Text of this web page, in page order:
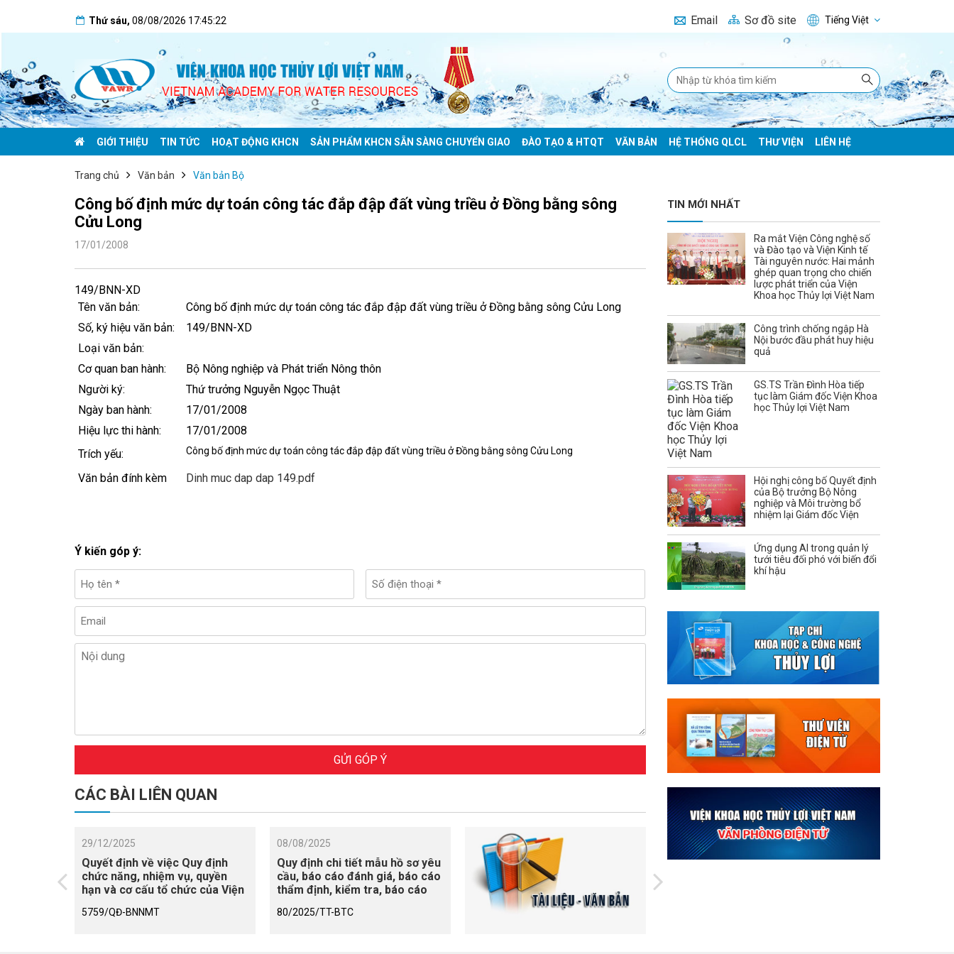
Thứ sáu, 08/08/2026 17:45:23 Email Sơ đồ site Tiếng Việt
GIỚI THIỆU TIN TỨC HOẠT ĐỘNG KHCN SẢN PHẨM KHCN SẴN SÀNG CHUYỂN GIAO ĐÀO TẠO & HTQT VĂN BẢN HỆ THỐNG QLCL THƯ VIỆN LIÊN HỆ
Trang chủ Văn bản Văn bản Bộ
Công bố định mức dự toán công tác đắp đập đất vùng triều ở Đồng bằng sông
Cửu Long
17/01/2008
149/BNN-XD
Tên văn bản:
Công bố định mức dự toán công tác đắp đập đất vùng triều ở Đồng bằng sông Cửu Long
Số, ký hiệu văn bản:
149/BNN-XD
Loại văn bản:
Cơ quan ban hành:
Bộ Nông nghiệp và Phát triển Nông thôn
Người ký:
Thứ trưởng Nguyễn Ngọc Thuật
Ngày ban hành:
17/01/2008
Hiệu lực thi hành:
17/01/2008
Trích yếu:
Công bố định mức dự toán công tác đắp đập đất vùng triều ở Đồng bằng sông Cửu Long
Văn bản đính kèm Dinh muc dap dap 149.pdf
Ý kiến góp ý:
GỬI GÓP Ý
CÁC BÀI LIÊN QUAN
29/12/2025
Quyết định về việc Quy định
chức năng, nhiệm vụ, quyền
hạn và cơ cấu tổ chức của Viện
5759/QĐ-BNNMT
08/08/2025
Quy định chi tiết mẫu hồ sơ yêu
cầu, báo cáo đánh giá, báo cáo
thẩm định, kiểm tra, báo cáo
đấu thầu
80/2025/TT-BTC
04/08/2025
Hướng dẫn việc cung cấp, đăng
TIN MỚI NHẤT
Ra mắt Viện Công nghệ số
và Đào tạo và Viện Kinh tế
Tài nguyên nước: Hai mảnh
ghép quan trọng cho chiến
lược phát triển của Viện
Khoa học Thủy lợi Việt Nam
Công trình chống ngập Hà
Nội bước đầu phát huy hiệu
quả
GS.TS Trần Đình Hòa tiếp
tục làm Giám đốc Viện Khoa
học Thủy lợi Việt Nam
Hội nghị công bố Quyết định
của Bộ trưởng Bộ Nông
nghiệp và Môi trường bổ
nhiệm lại Giám đốc Viện
Ứng dụng AI trong quản lý
tưới tiêu đối phó với biến đổi
khí hậu